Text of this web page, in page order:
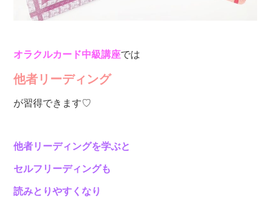
オラクルカード中級講座では
他者リーディング
が習得できます♡
他者リーディングを学ぶと
セルフリーディングも
読みとりやすくなり